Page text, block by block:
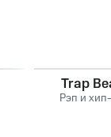
Trap
Рэп и